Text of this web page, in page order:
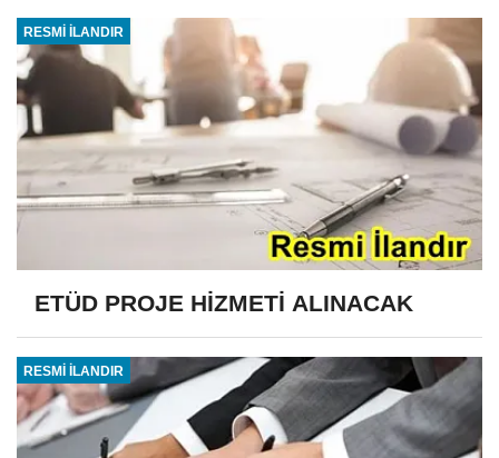
RESMİ İLANDIR
ETÜD PROJE HİZMETİ ALINACAK
RESMİ İLANDIR